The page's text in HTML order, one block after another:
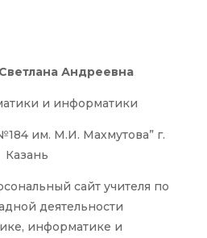
Андреевна
и информатики
им. М.И. Махмутова” г.
Казань
сайт учителя по
деятельности
информатике и